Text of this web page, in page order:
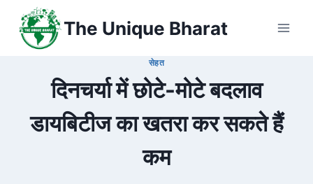
content
The Unique Bharat
सेहत
दिनचर्या में छोटे-मोटे बदलाव
डायबिटीज का खतरा कर सकते हैं
कम